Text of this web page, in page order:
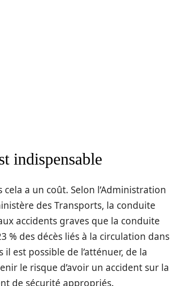
indispensable
a un coût. Selon l’Administration
des Transports, la conduite
accidents graves que la conduite
% des décès liés à la circulation dans
est possible de l’atténuer, de la
le risque d’avoir un accident sur la
de sécurité appropriés.